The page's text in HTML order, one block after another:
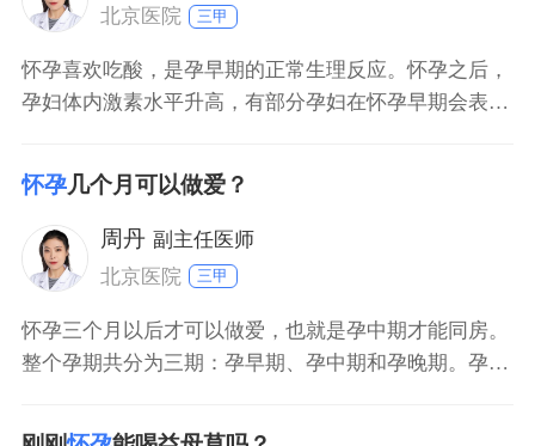
北京医院
三甲
怀孕喜欢吃酸，是孕早期的正常生理反应。怀孕之后，
孕妇体内激素水平升高，有部分孕妇在怀孕早期会表现
早孕反应。而且，孕早期大部分孕妇胃口不好，酸性食
物比较开胃，可以在一定程度上刺激孕妇食欲增加，这
也是怀孕之后，喜欢吃酸性食物的原因之一。孕早期注
意休息，饮食
怀孕几个月可以做爱？
周丹 副主任医师
北京医院
三甲
怀孕三个月以后才可以做爱，也就是孕中期才能同房。
整个孕期共分为三期：孕早期、孕中期和孕晚期。孕十
生活，由于同房刺激，容易造成先兆流产。孕十三周到